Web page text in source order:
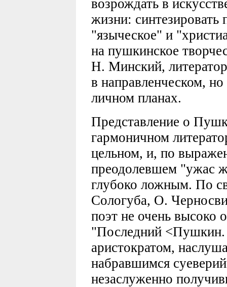
возрождать в
жизни:
"языческое" и
на пушкинское
Н. Минский,
в направленческом,
личном планах.
Представление о
гармоничном
цельном, и, по
преодолевшем "ужас
глубоко ложным. По
Сологуба, О.
поэт не очень высоко
"Последний
аристократом,
набравшимся
незаслуженно